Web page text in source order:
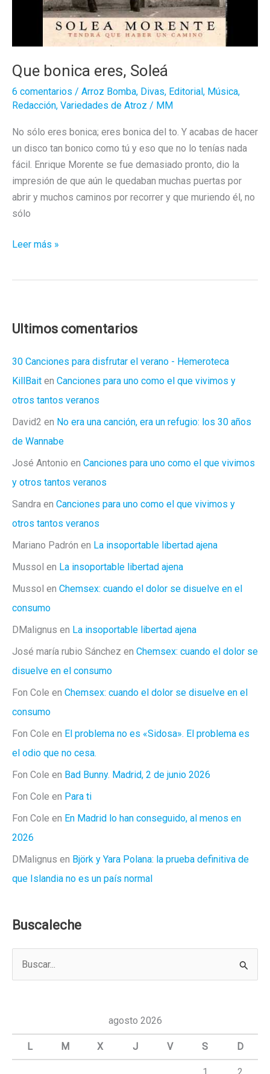
Que bonica eres, Soleá
6 comentarios / Arroz Bomba, Divas, Editorial, Música,
Redacción, Variedades de Atroz / MM
No sólo eres bonica; eres bonica del to. Y acabas de hacer
un disco tan bonico como tú y eso que no lo tenías nada
fácil. Enrique Morente se fue demasiado pronto, dio la
impresión de que aún le quedaban muchas puertas por
abrir y muchos caminos por recorrer y que muriendo él, no
sólo
Que
Leer más »
Ultimos comentarios
30 Canciones para disfrutar el verano - Hemeroteca
KillBait en Canciones para uno como el que vivimos y
otros tantos veranos
David2 en No era una canción, era un refugio: los 30 años
de Wannabe
José Antonio en Canciones para uno como el que vivimos
y otros tantos veranos
Sandra en Canciones para uno como el que vivimos y
otros tantos veranos
Mariano Padrón en La insoportable libertad ajena
Mussol en La insoportable libertad ajena
Mussol en Chemsex: cuando el dolor se disuelve en el
consumo
DMalignus en La insoportable libertad ajena
José maría rubio Sánchez en Chemsex: cuando el dolor se
disuelve en el consumo
Fon Cole en Chemsex: cuando el dolor se disuelve en el
consumo
Fon Cole en El problema no es «Sidosa». El problema es
el odio que no cesa.
Fon Cole en Bad Bunny. Madrid, 2 de junio 2026
Fon Cole en Para ti
Fon Cole en En Madrid lo han conseguido, al menos en
2026
DMalignus en Björk y Yara Polana: la prueba definitiva de
que Islandia no es un país normal
Buscaleche
a
agosto 2026
L M X J V S D